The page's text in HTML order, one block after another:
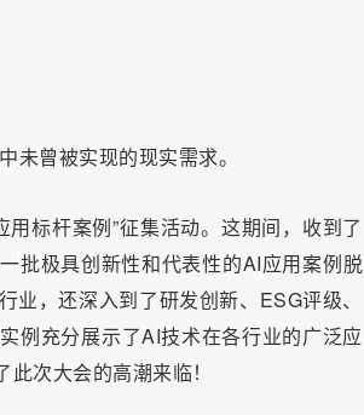
曾被实现的现实需求。
标杆案例”征集活动。这期间，收到了
批极具创新性和代表性的AI应用案例脱
，还深入到了研发创新、ESG评级、
例充分展示了AI技术在各行业的广泛应
次大会的高潮来临！